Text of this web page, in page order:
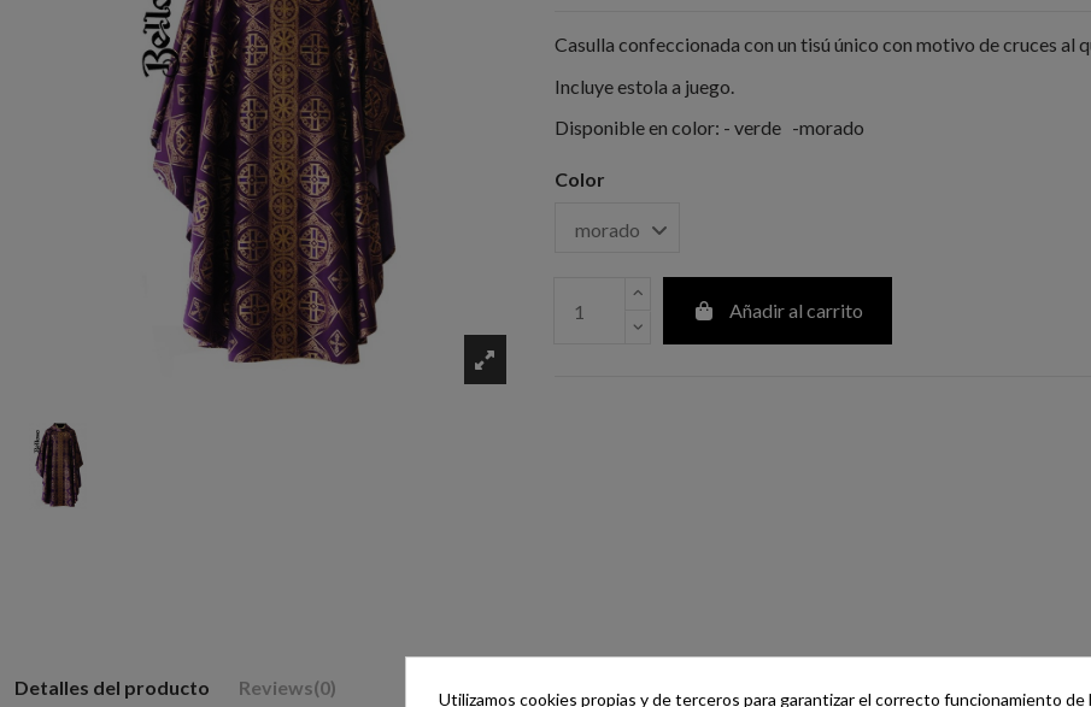
Casulla confeccionada con un tisú único con motivo de cruces al
Incluye estola a juego.
Disponible en color: - verde -morado
Color
Añadir al carrito
Detalles del producto Reviews(0)
Utilizamos cookies propias y de terceros para garantizar el correcto funcionamiento de